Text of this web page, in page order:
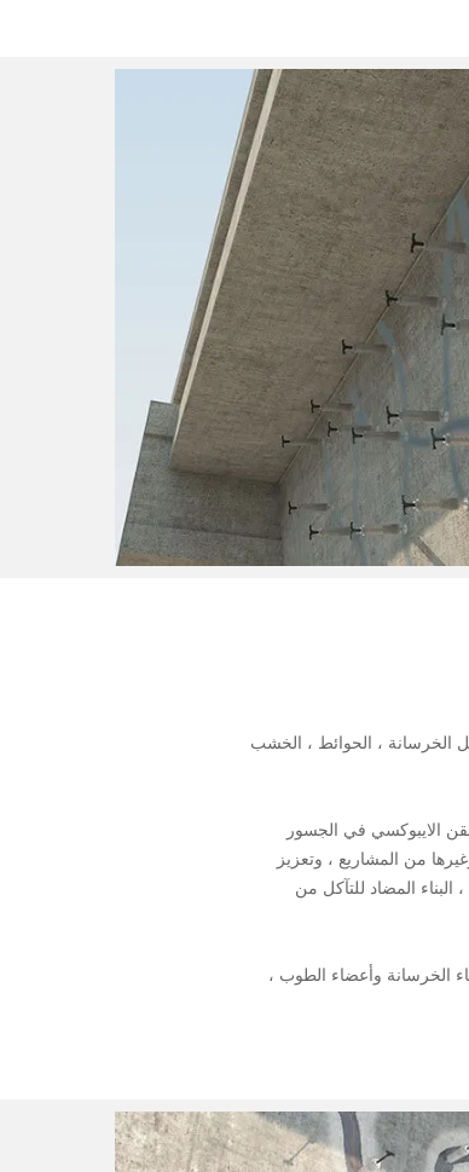
الخرسانة ، الحوائط ، الخشب
الايبوكسي في الجسور
من المشاريع ، وتعزيز
المضاد للتآكل من
الخرسانة وأعضاء الطوب ،